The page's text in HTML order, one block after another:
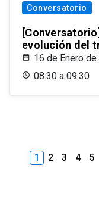
Conversatorio
evolución del
16 de Enero
08:30 a 09:30
1 2 3 4 5